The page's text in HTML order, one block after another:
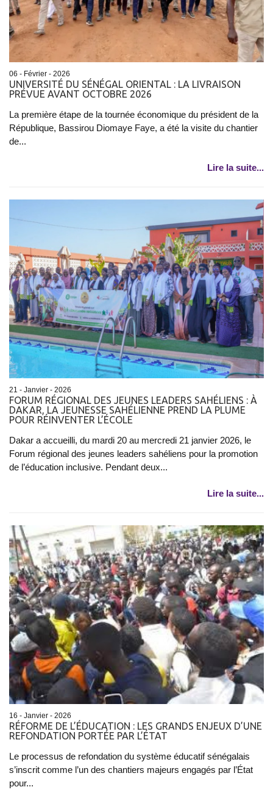
06 - Février - 2026
UNIVERSITÉ DU SÉNÉGAL ORIENTAL : LA LIVRAISON
PRÉVUE AVANT OCTOBRE 2026
La première étape de la tournée économique du président de la
République, Bassirou Diomaye Faye, a été la visite du chantier
de...
Lire la suite...
21 - Janvier - 2026
FORUM RÉGIONAL DES JEUNES LEADERS SAHÉLIENS : À
DAKAR, LA JEUNESSE SAHÉLIENNE PREND LA PLUME
POUR RÉINVENTER L’ÉCOLE
Dakar a accueilli, du mardi 20 au mercredi 21 janvier 2026, le
Forum régional des jeunes leaders sahéliens pour la promotion
de l’éducation inclusive. Pendant deux...
Lire la suite...
16 - Janvier - 2026
RÉFORME DE L’ÉDUCATION : LES GRANDS ENJEUX D’UNE
REFONDATION PORTÉE PAR L’ÉTAT
Le processus de refondation du système éducatif sénégalais
s’inscrit comme l’un des chantiers majeurs engagés par l’État
pour...